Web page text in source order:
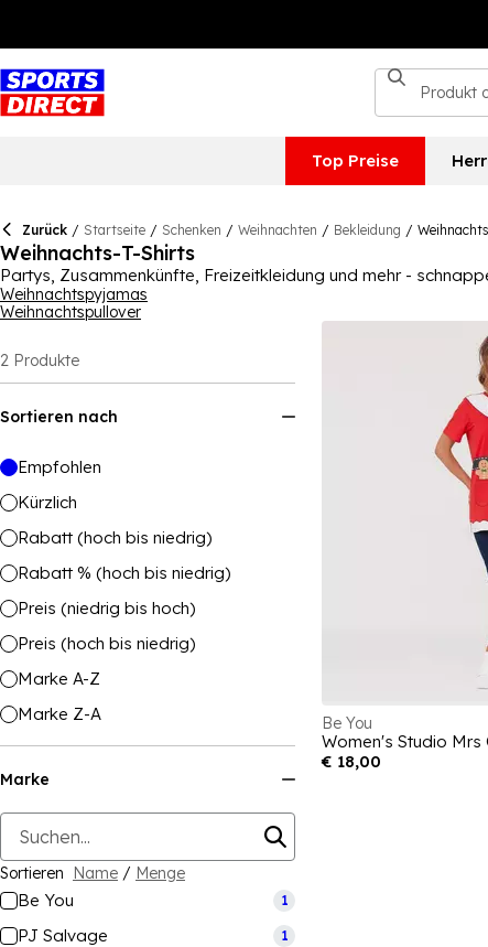
Top Preise
Zurück / Startseite / Schenken / Weihnachten / Bekleidung /
Weihnachts-T-Shirts
Partys, Zusammenkünfte, Freizeitkleidung und mehr -
Auswahlmöglichkeiten für Männer, Frauen und Kinder kann
Weihnachts-T-Shirts sicher für jeden etwas zu bieten.
Weihnachtspyjamas
Weihnachtspullover
2 Produkte
Sortieren nach
Empfohlen
Kürzlich
Rabatt (hoch bis niedrig)
Rabatt % (hoch bis niedrig)
Preis (niedrig bis hoch)
Preis (hoch bis niedrig)
Marke A-Z
Marke Z-A
Marke
Sortieren Name / Menge
Be You 1
PJ Salvage 1
Be You
Women's Studio Mrs
€ 18,00